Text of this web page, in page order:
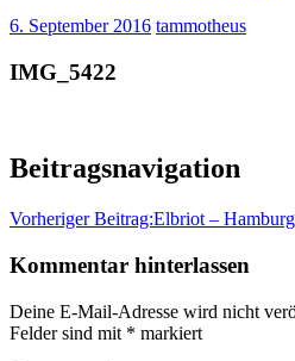
6. September 2016 tammotheus
IMG_5422
Beitragsnavigation
Vorheriger Beitrag:Elbriot –
Kommentar hinterlassen
Deine E-Mail-Adresse wird nicht
Felder sind mit * markiert